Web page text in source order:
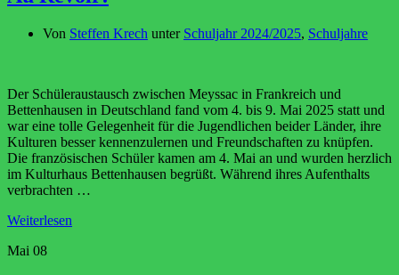
Von Steffen Krech unter Schuljahr 2024/2025, Schuljahre
Der Schüleraustausch zwischen Meyssac in Frankreich und
Bettenhausen in Deutschland fand vom 4. bis 9. Mai 2025 statt und
war eine tolle Gelegenheit für die Jugendlichen beider Länder, ihre
Kulturen besser kennenzulernen und Freundschaften zu knüpfen.
Die französischen Schüler kamen am 4. Mai an und wurden herzlich
im Kulturhaus Bettenhausen begrüßt. Während ihres Aufenthalts
verbrachten …
Weiterlesen
Mai 08